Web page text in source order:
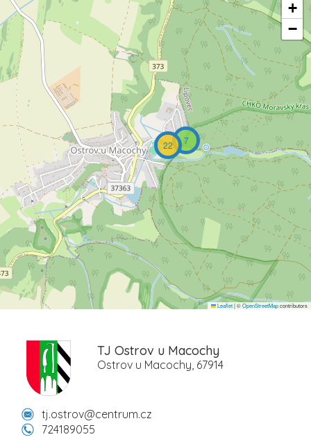
7
22
+
−
Leaflet|©OpenStreetMapcontributors
TJ Ostrov u Macochy
Ostrov u Macochy, 67914
tj.ostrov@centrum.cz
724189055